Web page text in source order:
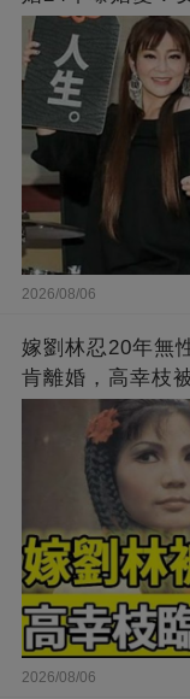
2026/08/06
嫁劉林忍20年無
肯離婚，高幸枝
2026/08/06